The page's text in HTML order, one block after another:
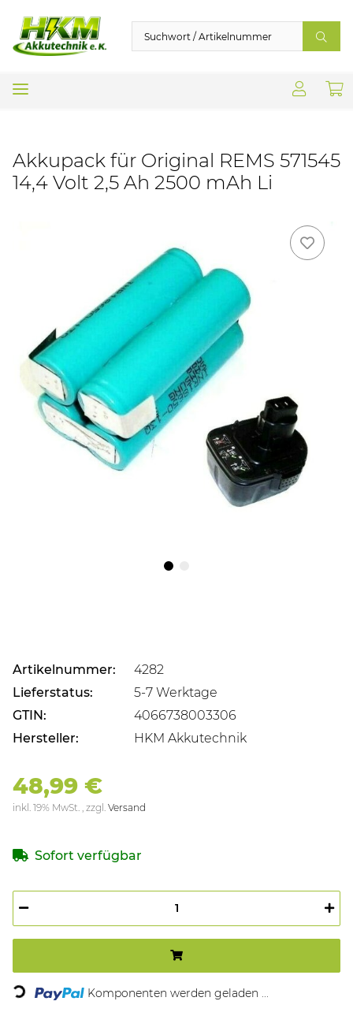
Akkupack für Original REMS 571545
14,4 Volt 2,5 Ah 2500 mAh Li
Artikelnummer:
4282
Lieferstatus:
5-7 Werktage
GTIN:
4066738003306
Hersteller:
HKM Akkutechnik
48,99 €
inkl. 19% MwSt. , zzgl. Versand
Sofort verfügbar
Komponenten werden geladen ...